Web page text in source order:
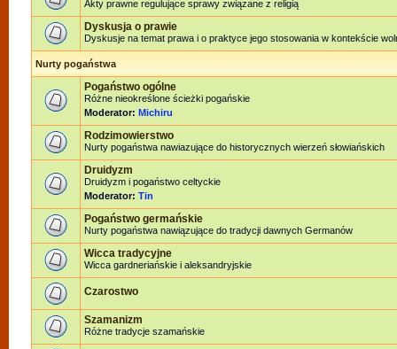
Akty prawne regulujące sprawy związane z religią
Dyskusja o prawie
Dyskusje na temat prawa i o praktyce jego stosowania w kontekście
Nurty pogaństwa
Pogaństwo ogólne
Różne nieokreślone ścieżki pogańskie
Moderator: Michiru
Rodzimowierstwo
Nurty pogaństwa nawiazujące do historycznych wierzeń słowiańskich
Druidyzm
Druidyzm i pogaństwo celtyckie
Moderator: Tin
Pogaństwo germańskie
Nurty pogaństwa nawiązujące do tradycji dawnych Germanów
Wicca tradycyjne
Wicca gardneriańskie i aleksandryjskie
Czarostwo
Szamanizm
Różne tradycje szamańskie